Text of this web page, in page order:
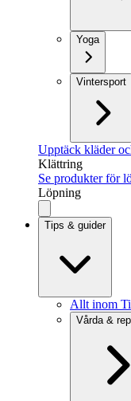
Yoga
Vintersport
Upptäck kläder
Klättring
Se produkter för
Löpning
Tips & guider
Allt inom
Vårda &